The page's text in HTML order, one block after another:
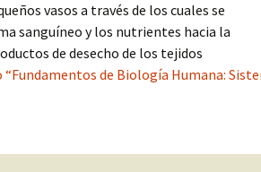
vasos a través de los cuales se
sanguíneo y los nutrientes hacia la
de desecho de los tejidos
“Fundamentos de Biología Humana: